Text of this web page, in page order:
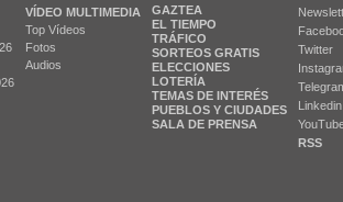
VÍDEO MULTIMEDIA
Top Vídeos
Fotos
Audios
GAZTEA
EL TIEMPO
TRÁFICO
SORTEOS GRATIS
ELECCIONES
LOTERÍA
TEMAS DE INTERÉS
PUEBLOS Y CIUDADES
SALA DE PRENSA
Twitter
Linkedin
RSS